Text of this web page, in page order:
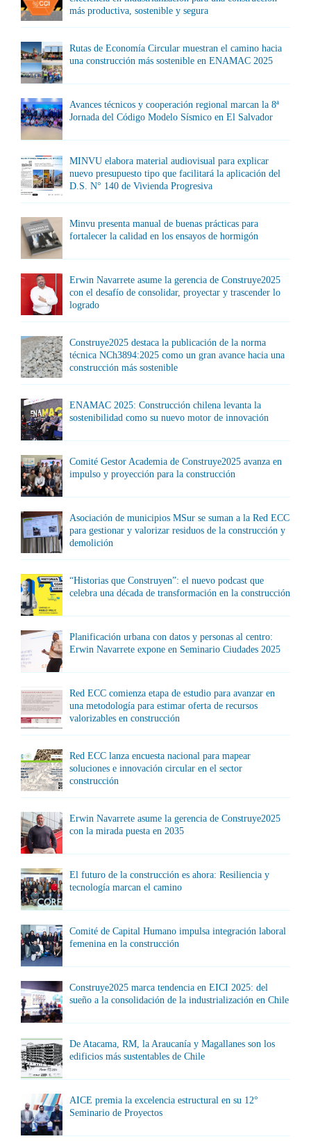
más productiva, sostenible y segura
Rutas de Economía Circular muestran el camino hacia
una construcción más sostenible en ENAMAC 2025
Avances técnicos y cooperación regional marcan la 8ª
Jornada del Código Modelo Sísmico en El Salvador
MINVU elabora material audiovisual para explicar
nuevo presupuesto tipo que facilitará la aplicación del
D.S. N° 140 de Vivienda Progresiva
Minvu presenta manual de buenas prácticas para
fortalecer la calidad en los ensayos de hormigón
Erwin Navarrete asume la gerencia de Construye2025
con el desafío de consolidar, proyectar y trascender lo
logrado
Construye2025 destaca la publicación de la norma
técnica NCh3894:2025 como un gran avance hacia una
construcción más sostenible
ENAMAC 2025: Construcción chilena levanta la
sostenibilidad como su nuevo motor de innovación
Comité Gestor Academia de Construye2025 avanza en
impulso y proyección para la construcción
Asociación de municipios MSur se suman a la Red ECC
para gestionar y valorizar residuos de la construcción y
demolición
“Historias que Construyen”: el nuevo podcast que
celebra una década de transformación en la construcción
Planificación urbana con datos y personas al centro:
Erwin Navarrete expone en Seminario Ciudades 2025
Red ECC comienza etapa de estudio para avanzar en
una metodología para estimar oferta de recursos
valorizables en construcción
Red ECC lanza encuesta nacional para mapear
soluciones e innovación circular en el sector
construcción
Erwin Navarrete asume la gerencia de Construye2025
con la mirada puesta en 2035
El futuro de la construcción es ahora: Resiliencia y
tecnología marcan el camino
Comité de Capital Humano impulsa integración laboral
femenina en la construcción
Construye2025 marca tendencia en EICI 2025: del
sueño a la consolidación de la industrialización en Chile
De Atacama, RM, la Araucanía y Magallanes son los
edificios más sustentables de Chile
AICE premia la excelencia estructural en su 12°
Seminario de Proyectos